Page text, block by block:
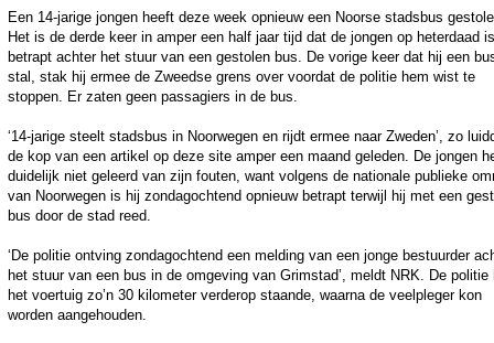
Een 14-jarige jongen heeft deze week opnieuw een Noorse stadsbus
Het is de derde keer in amper een half jaar tijd dat de jongen op heterdaad is
betrapt achter het stuur van een gestolen bus. De vorige keer dat hij een
stal, stak hij ermee de Zweedse grens over voordat de politie hem wist te
stoppen. Er zaten geen passagiers in de bus.
‘14-jarige steelt stadsbus in Noorwegen en rijdt ermee naar Zweden’, zo
de kop van een artikel op deze site amper een maand geleden. De jongen
duidelijk niet geleerd van zijn fouten, want volgens de nationale publieke
van Noorwegen is hij zondagochtend opnieuw betrapt terwijl hij met een
bus door de stad reed.
‘De politie ontving zondagochtend een melding van een jonge bestuurder
het stuur van een bus in de omgeving van Grimstad’, meldt NRK. De politie
het voertuig zo’n 30 kilometer verderop staande, waarna de veelpleger kon
worden aangehouden.